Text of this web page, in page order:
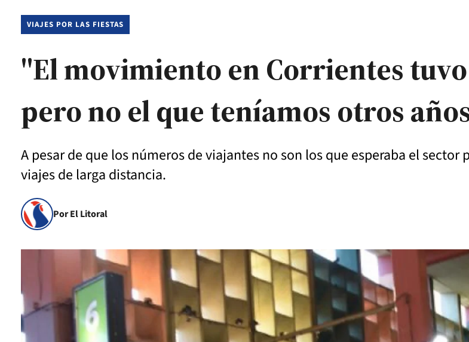
VIAJES POR LAS FIESTAS
"El movimiento en Corrientes
pero no el que teníamos otros
A pesar de que los números de viajantes no son los que esperaba el
viajes de larga distancia.
Por El Litoral